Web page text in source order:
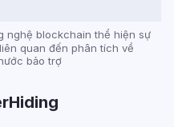
nghệ blockchain thể hiện sự
quan đến phân tích về
bảo trợ